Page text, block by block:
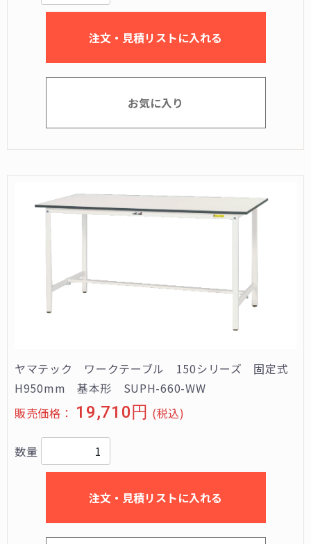
注文・見積リストに入れる
お気に入り
ヤマテック ワークテーブル 150シリーズ 固定式
H950mm 基本形 SUPH-660-WW
販売価格： 19,710円 (税込)
数量
注文・見積リストに入れる